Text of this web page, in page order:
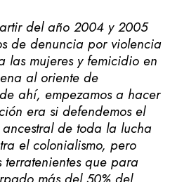
del año 2004 y 2005
de denuncia por violencia
las mujeres y femicidio en
al oriente de
ahí, empezamos a hacer
era si defendemos el
de toda la lucha
el colonialismo, pero
que para